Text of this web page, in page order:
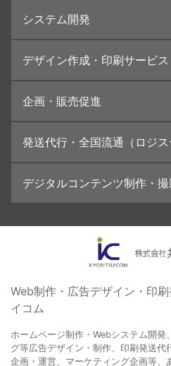
ランディングページ制作
インターネット広告代行
UI・UXデザイン設計
システム開発
デザイン作成・印刷サービス
カタログデザインの制作・印刷
学校・会社案内パンフレット制作・印
高精細印刷（スブリマ印刷）
社内報
名刺
一般印刷 （オンデマンド・オフセット
ユニバーサル・コミュニケーション・
企画・販売促進
ブランディング戦略
コンテンツ制作
採用プロモーション
発送代行・全国流通（ロジス
デジタルコンテンツ制作・
イラスト・キャラクター制作
ロゴデザイン・CI設計
コピー・ライティング
電子ブック制作
自社メディア
Web制作・広告デザイン・印
イコム
ホームページ制作・Webシステム開発
グ等広告デザイン・制作、印刷発送代
企画・運営、マーケティング企画等、